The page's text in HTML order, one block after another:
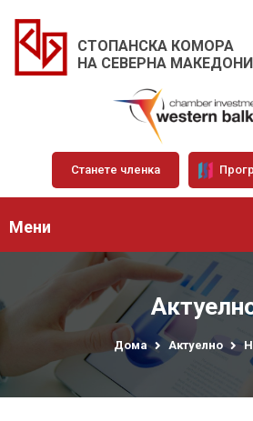
СТОПАНСКА КОМОРА
НА СЕВЕРНА
Станете членка
Мени
Дома Актуелно